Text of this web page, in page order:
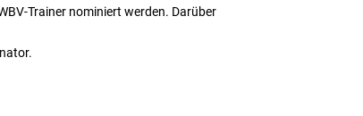
Trainer nominiert werden. Darüber